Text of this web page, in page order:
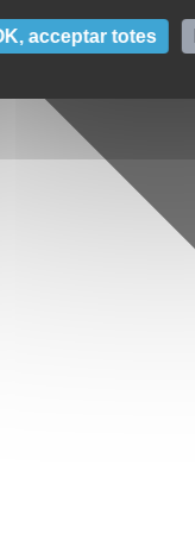
acceptar totes